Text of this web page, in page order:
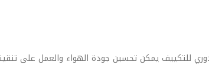
للتكييف يمكن تحسين جودة الهواء والعمل على